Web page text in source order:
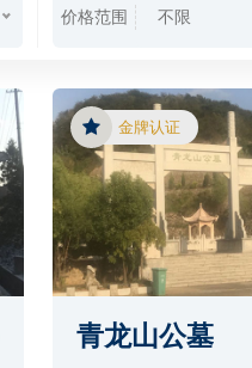
价格范围 不限
金牌认证
青龙山公墓